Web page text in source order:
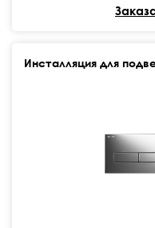
Инсталляция для